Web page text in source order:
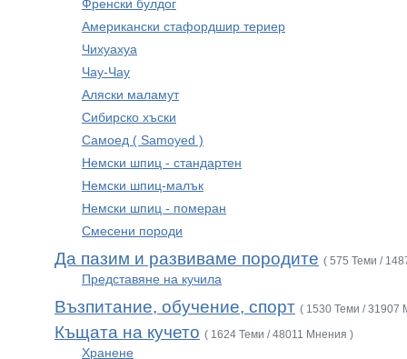
Френски булдог
Американски стафордшир териер
Чихуахуа
Чау-Чау
Аляски маламут
Сибирско хъски
Самоед ( Samoyed )
Немски шпиц - стандартен
Немски шпиц-малък
Немски шпиц - померан
Смесени породи
Да пазим и развиваме породите ( 575 Теми /
Представяне на кучила
Възпитание, обучение, спорт ( 1530 Теми / 31907
Къщата на кучето ( 1624 Теми / 48011 Мнения )
Хранене